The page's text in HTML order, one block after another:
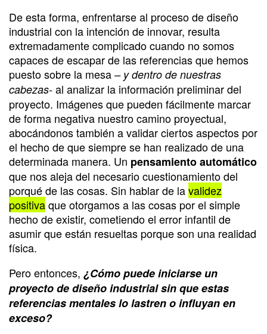
De esta forma, enfrentarse al proceso de diseño
industrial con la intención de innovar, resulta
extremadamente complicado cuando no somos
capaces de escapar de las referencias que hemos
puesto sobre la mesa – y dentro de nuestras
cabezas- al analizar la información preliminar del
proyecto. Imágenes que pueden fácilmente marcar
de forma negativa nuestro camino proyectual,
abocándonos también a validar ciertos aspectos por
el hecho de que siempre se han realizado de una
determinada manera. Un pensamiento automático
que nos aleja del necesario cuestionamiento del
porqué de las cosas. Sin hablar de lavalidez
positivaque otorgamos a las cosas por el simple
hecho de existir, cometiendo el error infantil de
asumir que están resueltas porque son una realidad
física.
Pero entonces, ¿Cómo puede iniciarse un
proyecto de diseño industrial sin que estas
referencias mentales lo lastren o influyan en
exceso?